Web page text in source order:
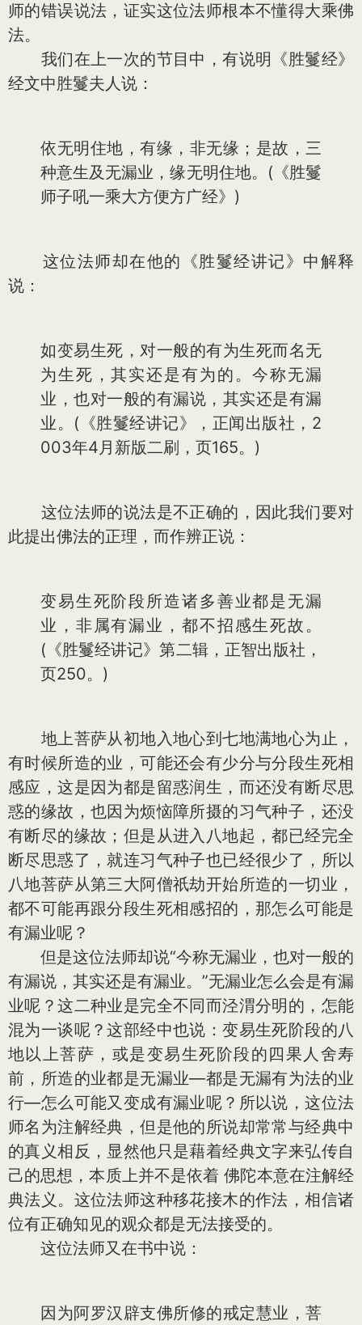
师的错误说法，证实这位法师根本不懂得大乘佛
法。
我们在上一次的节目中，有说明《胜鬘经》
经文中胜鬘夫人说：
依无明住地，有缘，非无缘；是故，三
种意生及无漏业，缘无明住地。(《胜鬘
师子吼一乘大方便方广经》)
这位法师却在他的《胜鬘经讲记》中解释
说：
如变易生死，对一般的有为生死而名无
为生死，其实还是有为的。今称无漏
业，也对一般的有漏说，其实还是有漏
业。(《胜鬘经讲记》，正闻出版社，2
003年4月新版二刷，页165。)
这位法师的说法是不正确的，因此我们要对
此提出佛法的正理，而作辨正说：
变易生死阶段所造诸多善业都是无漏
业，非属有漏业，都不招感生死故。
(《胜鬘经讲记》第二辑，正智出版社，
页250。)
地上菩萨从初地入地心到七地满地心为止，
有时候所造的业，可能还会有少分与分段生死相
感应，这是因为都是留惑润生，而还没有断尽思
惑的缘故，也因为烦恼障所摄的习气种子，还没
有断尽的缘故；但是从进入八地起，都已经完全
断尽思惑了，就连习气种子也已经很少了，所以
八地菩萨从第三大阿僧祇劫开始所造的一切业，
都不可能再跟分段生死相感招的，那怎么可能是
有漏业呢？
但是这位法师却说“今称无漏业，也对一般的
有漏说，其实还是有漏业。”无漏业怎么会是有漏
业呢？这二种业是完全不同而泾渭分明的，怎能
混为一谈呢？这部经中也说：变易生死阶段的八
地以上菩萨，或是变易生死阶段的四果人舍寿
前，所造的业都是无漏业—都是无漏有为法的业
行—怎么可能又变成有漏业呢？所以说，这位法
师名为注解经典，但是他的所说却常常与经典中
的真义相反，显然他只是藉着经典文字来弘传自
己的思想，本质上并不是依着 佛陀本意在注解经
典法义。这位法师这种移花接木的作法，相信诸
位有正确知见的观众都是无法接受的。
这位法师又在书中说：
因为阿罗汉辟支佛所修的戒定慧业，菩